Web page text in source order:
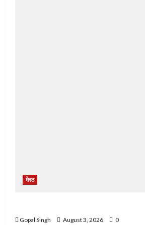
मेरठ
Gopal Singh August 3, 2026 0